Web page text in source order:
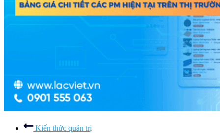
Kiến thức quản trị